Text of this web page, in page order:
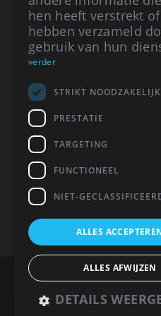
BUREAU VRIS
Respelhoek 3
7274 EL Geesteren
06-12394064
info@bureauvris.nl
BTW: NL 0015 859 44
|
Voorwaarden
hen heeft verstrekt
hebben verzameld
gebruik van hun
verder
STRIKT NOODZAKELIJK
PRESTATIE
TARGETING
FUNCTIONEEL
NIET-
ALLES
ALLES AFWIJZEN
DETAILS